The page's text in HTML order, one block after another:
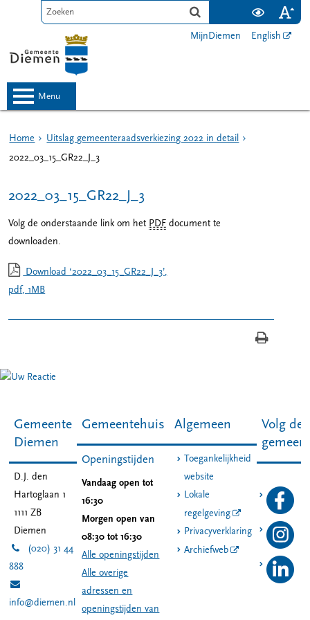
MijnDiemen English
menu
Home
Uitslag gemeenteraadsverkiezing 2022 in detail
2022_03_15_GR22_J_3
2022_03_15_GR22_J_3
Volg de onderstaande link om hetPDF document te
downloaden.
Download ‘2022_03_15_GR22_J_3’,
pdf, 1MB
Gemeente
Diemen
D.J. den
Hartoglaan 1
1111 ZB
Diemen
(020) 31 44
888
info@diemen.nl
Gemeentehuis
Openingstijden
Vandaag open tot
16:30
Morgen open van
08:30 tot 16:30
Alle openingstijden
Alle overige
adressen en
openingstijden van
Algemeen
Toegankelijkheid
website
Lokale
regelgeving
Privacyverklaring
Archiefweb
Volg de